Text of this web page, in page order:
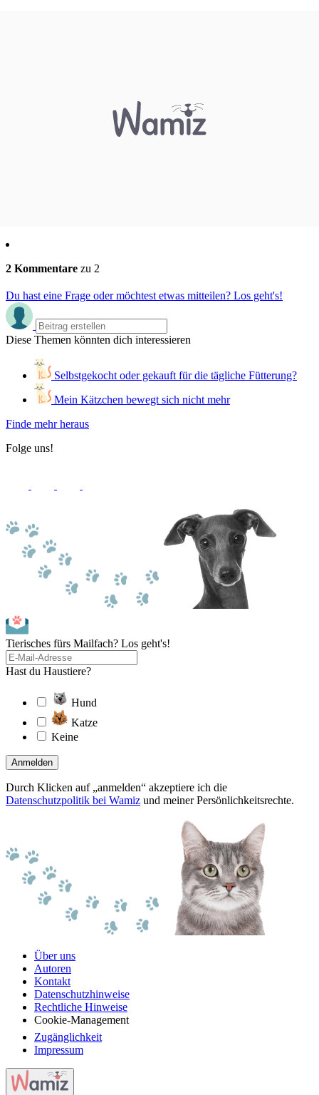
2 Kommentare zu 2
Du hast eine Frage oder möchtest etwas mitteilen? Los geht's!
Diese Themen könnten dich interessieren
Selbstgekocht oder gekauft für die tägliche Fütterung?
Mein Kätzchen bewegt sich nicht mehr
Finde mehr heraus
Folge uns!
Tierisches fürs Mailfach? Los geht's!
Hast du Haustiere?
Hund
Katze
Keine
Anmelden
Durch Klicken auf „anmelden“ akzeptiere ich die
Datenschutzpolitik bei Wamiz und meiner Persönlichkeitsrechte.
Über uns
Autoren
Kontakt
Datenschutzhinweise
Rechtliche Hinweise
Cookie-Management
Zugänglichkeit
Impressum